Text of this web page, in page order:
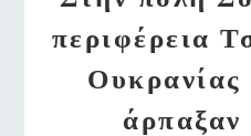
περιφέρεια
Ουκρανίας
άρπαξαν